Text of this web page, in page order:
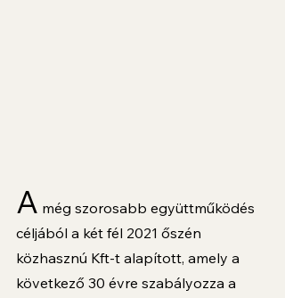
A még szorosabb együttműködés
céljából a két fél 2021 őszén
közhasznú Kft-t alapított, amely a
következő 30 évre szabályozza a